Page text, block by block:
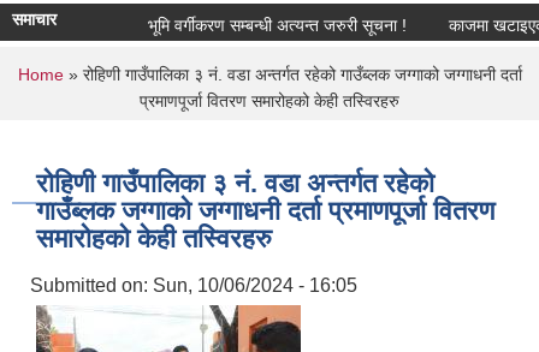
समाचार भूमि वर्गीकरण सम्बन्धी अत्यन्त जरुरी सूचना ! काजमा खटाइएको
You are here
Home» रोहिणी गाउँपालिका ३ नं. वडा अन्तर्गत रहेको गाउँब्लक जग्गाको जग्गाधनी दर्ता
प्रमाणपूर्जा वितरण समारोहको केही तस्विरहरु
रोहिणी गाउँपालिका ३ नं. वडा अन्तर्गत रहेको
गाउँब्लक जग्गाको जग्गाधनी दर्ता प्रमाणपूर्जा वितरण
समारोहको केही तस्विरहरु
Submitted on: Sun, 10/06/2024 - 16:05